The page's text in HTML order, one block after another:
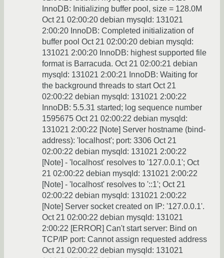
InnoDB: Initializing buffer pool, size = 128.0M
Oct 21 02:00:20 debian mysqld: 131021
2:00:20 InnoDB: Completed initialization of
buffer pool Oct 21 02:00:20 debian mysqld:
131021 2:00:20 InnoDB: highest supported file
format is Barracuda. Oct 21 02:00:21 debian
mysqld: 131021 2:00:21 InnoDB: Waiting for
the background threads to start Oct 21
02:00:22 debian mysqld: 131021 2:00:22
InnoDB: 5.5.31 started; log sequence number
1595675 Oct 21 02:00:22 debian mysqld:
131021 2:00:22 [Note] Server hostname (bind-
address): 'localhost'; port: 3306 Oct 21
02:00:22 debian mysqld: 131021 2:00:22
[Note] - 'localhost' resolves to '127.0.0.1'; Oct
21 02:00:22 debian mysqld: 131021 2:00:22
[Note] - 'localhost' resolves to '::1'; Oct 21
02:00:22 debian mysqld: 131021 2:00:22
[Note] Server socket created on IP: '127.0.0.1'.
Oct 21 02:00:22 debian mysqld: 131021
2:00:22 [ERROR] Can't start server: Bind on
TCP/IP port: Cannot assign requested address
Oct 21 02:00:22 debian mysqld: 131021